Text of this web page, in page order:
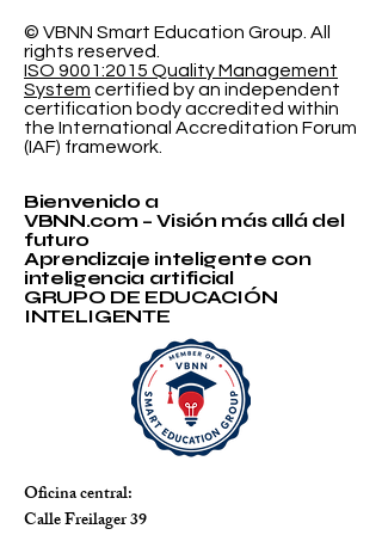
© VBNN Smart Education Group. All
rights reserved.
ISO 9001:2015 Quality Management
System certified by an independent
certification body accredited within
the International Accreditation Forum
(IAF) framework.
Bienvenido a
VBNN.com – Visión más allá del
futuro
Aprendizaje inteligente con
inteligencia artificial
GRUPO DE EDUCACIÓN
INTELIGENTE
Oficina central:
Calle Freilager 39